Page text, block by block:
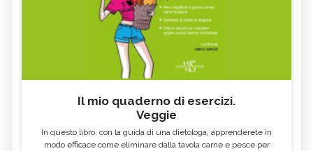
Il mio quaderno di esercizi.
Veggie
In questo libro, con la guida di una dietologa, apprenderete in
modo efficace come eliminare dalla tavola carne e pesce per